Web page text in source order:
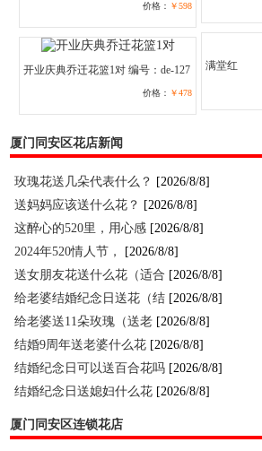
价格： ￥598
开业庆典乔迁花篮1对 编号：de-127
价格： ￥478
满堂红
厦门同安区花店新闻
玫瑰花送几朵代表什么？ [2026/8/8]
送妈妈应该送什么花？ [2026/8/8]
这醉心的520里，用心感 [2026/8/8]
2024年520情人节，
[2026/8/8]
送女朋友花送什么花（适合 [2026/8/8]
给老婆结婚纪念日送花（结 [2026/8/8]
给老婆送11朵玫瑰（送老 [2026/8/8]
结婚9周年送老婆什么花 [2026/8/8]
结婚纪念日可以送百合花吗 [2026/8/8]
结婚纪念日送媳妇什么花 [2026/8/8]
厦门同安区连锁花店